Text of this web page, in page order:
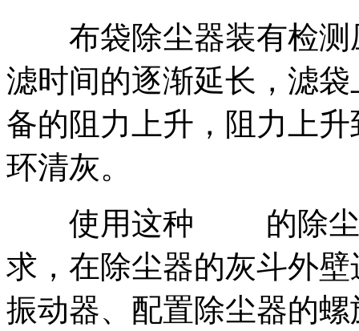
布袋除尘器装有检测
滤时间的逐渐延长，滤
备的阻力上升，阻力上
环清灰。
使用这种 的除尘设
求，在除尘器的灰斗外
振动器、配置除尘器的